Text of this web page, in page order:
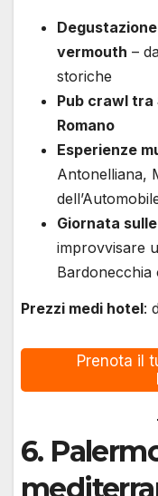
vermouth –
storiche
Pub crawl tra
Romano
Esperienze
Antonelliana,
Giornata
improvvisare
Bardonecchia
Prezzi medi hotel:
Prenota il
6.